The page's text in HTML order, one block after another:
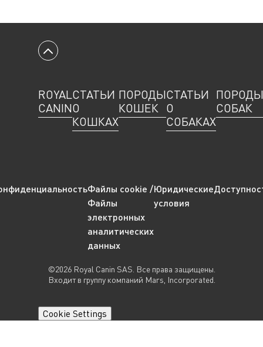
Вернуться к началу
ROYAL
CANIN
СТАТЬИ
О
КОШКАХ
ПОРОДЫ
КОШЕК
СТАТЬИ
О
СОБАКАХ
ПОРОДЫ
СОБАК
Файлы cookie /
Файлы
электронных
аналитических
данных
Юридические
условия
©2026 Royal Canin SAS. Все права защищены.
Входит в группу компаний Mars, Incorporated.
Cookie Settings